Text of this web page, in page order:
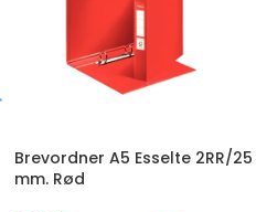
Brevordner A5 Esselte 2RR/25
mm. Rød